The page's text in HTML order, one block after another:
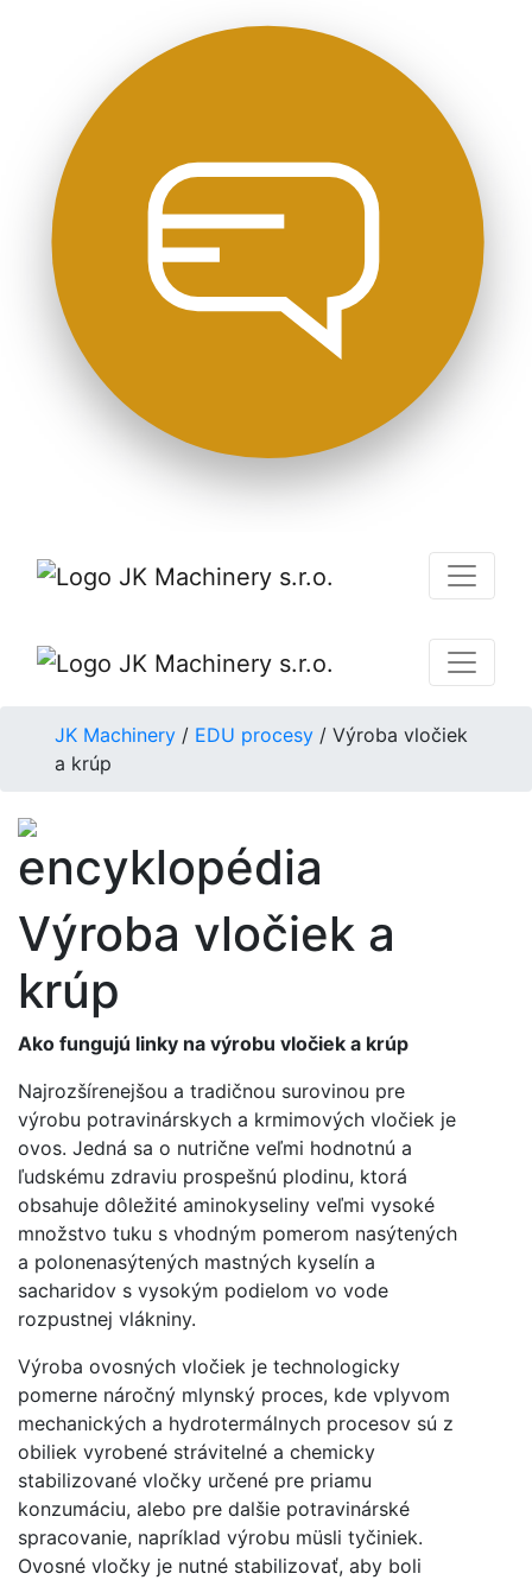
JK Machinery / EDU procesy / Výroba vločiek
a krúp
encyklopédia
Výroba vločiek a
krúp
Ako fungujú linky na výrobu vločiek a krúp
Najrozšírenejšou a tradičnou surovinou pre
výrobu potravinárskych a krmimových vločiek je
ovos. Jedná sa o nutrične veľmi hodnotnú a
ľudskému zdraviu prospešnú plodinu, ktorá
obsahuje dôležité aminokyseliny veľmi vysoké
množstvo tuku s vhodným pomerom nasýtených
a polonenasýtených mastných kyselín a
sacharidov s vysokým podielom vo vode
rozpustnej vlákniny.
Výroba ovosných vločiek je technologicky
pomerne náročný mlynský proces, kde vplyvom
mechanických a hydrotermálnych procesov sú z
obiliek vyrobené strávitelné a chemicky
stabilizované vločky určené pre priamu
konzumáciu, alebo pre dalšie potravinárské
spracovanie, napríklad výrobu müsli tyčiniek.
Ovosné vločky je nutné stabilizovať, aby boli